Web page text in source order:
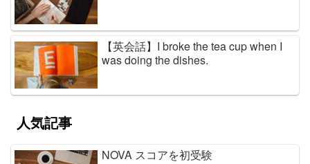
【英会話】I broke the tea cup when I
was doing the dishes.
人気記事
NOVA スコアを初受験